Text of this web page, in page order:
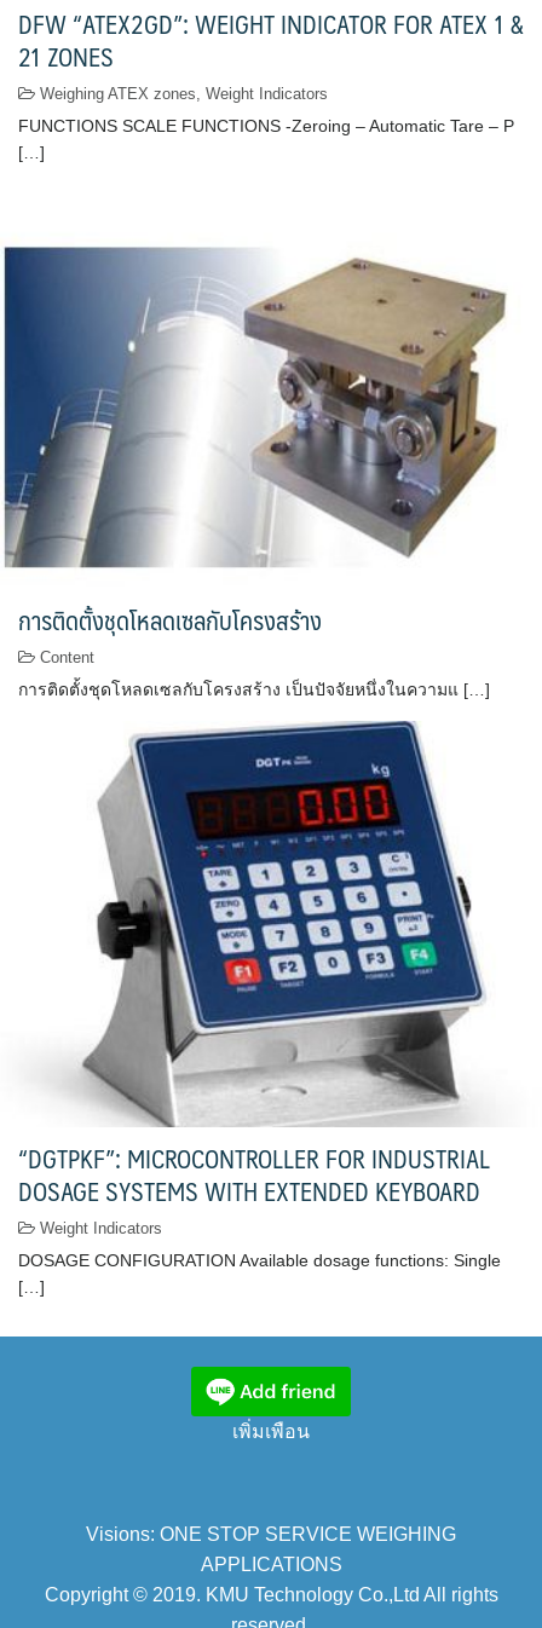
DFW “ATEX2GD”: WEIGHT INDICATOR FOR ATEX 1 &
21 ZONES
Weighing ATEX zones Weight Indicators
FUNCTIONS SCALE FUNCTIONS -Zeroing – Automatic Tare – P
[…]
การติดตั้งชุดโหลดเซลกับโครงสร้าง
Content
การติดตั้งชุดโหลดเซลกับโครงสร้าง เป็นปัจจัยหนึ่งในความแ […]
“DGTPKF”: MICROCONTROLLER FOR INDUSTRIAL
DOSAGE SYSTEMS WITH EXTENDED KEYBOARD
Weight Indicators
DOSAGE CONFIGURATION Available dosage functions: Single
[…]
เพิ่มเพือน
Visions: ONE STOP SERVICE WEIGHING
APPLICATIONS
Copyright © 2019. KMU Technology Co.,Ltd All rights